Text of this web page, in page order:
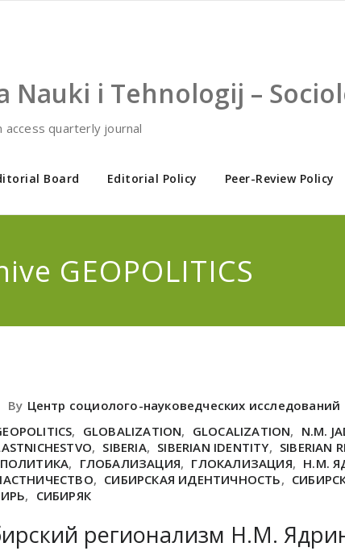
Nauki i Tehnologij –
quarterly journal
Board Editorial Policy Peer-Review Policy
GEOPOLITICS
By Центр социолого-науковедческих исследований
, GLOBALIZATION, GLOCALIZATION, N.M.
, SIBERIA, SIBERIAN IDENTITY, SIBERIAN
, ГЛОБАЛИЗАЦИЯ, ГЛОКАЛИЗАЦИЯ, Н.М.
, СИБИРСКАЯ ИДЕНТИЧНОСТЬ,
, СИБИРЯК
регионализм Н.М.